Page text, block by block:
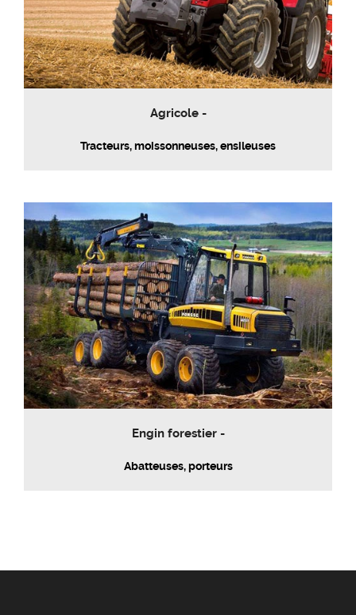
Agricole -
Tracteurs, moissonneuses, ensileuses
Engin forestier -
Abatteuses, porteurs